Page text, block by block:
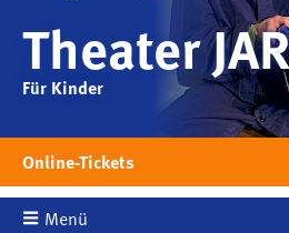
Online-Tickets
Theater
Für Kinder
Menü